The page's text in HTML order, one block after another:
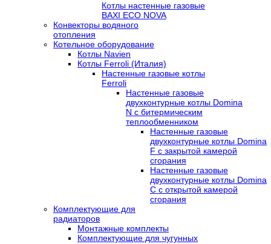
Котлы настенные газовые
BAXI ECO NOVA
Конвекторы водяного
отопления
Котельное оборудование
Котлы Navien
Котлы Ferroli (Италия)
Настенные газовые котлы
Ferroli
Настенные газовые
двухконтурные котлы Domina
N с битермическим
теплообменником
Настенные газовые
двухконтурные котлы Domina
F с закрытой камерой
сгорания
Настенные газовые
двухконтурные котлы Domina
C с открытой камерой
сгорания
Комплектующие для
радиаторов
Монтажные комплекты
Комплектующие для чугунных